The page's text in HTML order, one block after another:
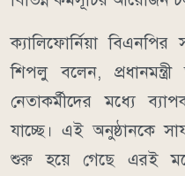
ক্যালিফোর্নিয়া
শিপলু বলেন,
নেতাকর্মীদের মধ্যে
যাচ্ছে। এই অনুষ্ঠানকে
শুরু হয়ে গেছে এরই